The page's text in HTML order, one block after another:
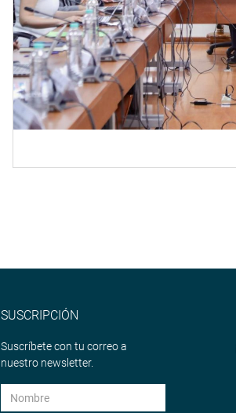
SUSCRIPCIÓN
Suscríbete con tu correo a
nuestro newsletter.